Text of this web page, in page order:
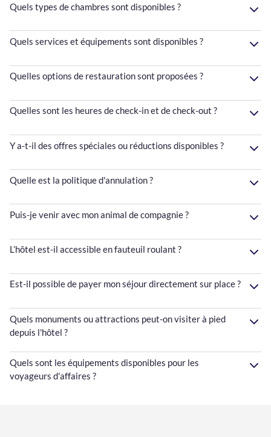
Quels types de chambres sont disponibles ?
Quels services et équipements sont disponibles ?
Quelles options de restauration sont proposées ?
Quelles sont les heures de check-in et de check-out ?
Y a-t-il des offres spéciales ou réductions disponibles ?
Quelle est la politique d'annulation ?
Puis-je venir avec mon animal de compagnie ?
L’hôtel est-il accessible en fauteuil roulant ?
Est-il possible de payer mon séjour directement sur place ?
Quels monuments ou attractions peut-on visiter à pied
depuis l'hôtel ?
Quels sont les équipements disponibles pour les
voyageurs d'affaires ?